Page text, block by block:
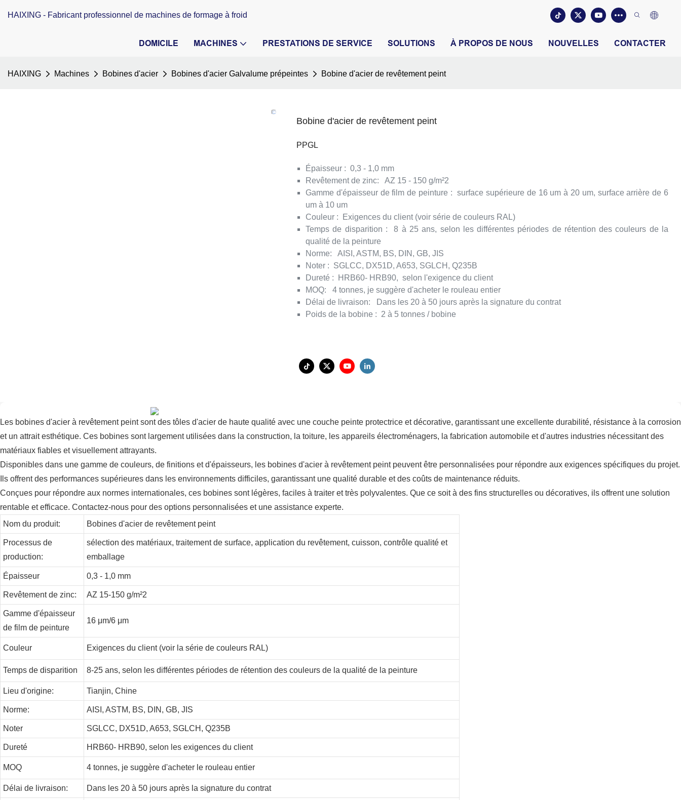
HAIXING - Fabricant professionnel de machines de formage à froid
DOMICILE MACHINES PRESTATIONS DE SERVICE SOLUTIONS À PROPOS DE NOUS NOUVELLES CONTACTER
HAIXING Machines Bobines d'acier Bobines d'acier Galvalume prépeintes Bobine d'acier de revêtement peint
Bobine d'acier de revêtement peint
PPGL
Épaisseur : 0,3 - 1,0 mm
Revêtement de zinc:
AZ 15 - 150 g/m²2
Gamme d'épaisseur de film de peinture : surface supérieure de 16 um à 20 um, surface arrière de 6
um à 10 um
Couleur :
Exigences du client (voir série de couleurs RAL)
Temps de disparition :
8 à 25 ans, selon les différentes périodes de rétention des couleurs de la
qualité de la peinture
Norme:
AISI, ASTM, BS, DIN, GB, JIS
Noter : SGLCC, DX51D, A653, SGLCH, Q235B
Dureté : HRB60- HRB90, selon l'exigence du client
MOQ:
4 tonnes, je suggère d'acheter le rouleau entier
Délai de livraison:
Dans les 20 à 50 jours après la signature du contrat
Poids de la bobine : 2 à 5 tonnes / bobine
Les bobines d'acier à revêtement peint sont des tôles d'acier de haute qualité avec une couche peinte protectrice et décorative, garantissant une excellente durabilité, résistance à la corrosion
et un attrait esthétique. Ces bobines sont largement utilisées dans la construction, la toiture, les appareils électroménagers, la fabrication automobile et d'autres industries nécessitant des
matériaux fiables et visuellement attrayants.
Disponibles dans une gamme de couleurs, de finitions et d'épaisseurs, les bobines d'acier à revêtement peint peuvent être personnalisées pour répondre aux exigences spécifiques du projet.
Ils offrent des performances supérieures dans les environnements difficiles, garantissant une qualité durable et des coûts de maintenance réduits.
Conçues pour répondre aux normes internationales, ces bobines sont légères, faciles à traiter et très polyvalentes. Que ce soit à des fins structurelles ou décoratives, ils offrent une solution
rentable et efficace. Contactez-nous pour des options personnalisées et une assistance experte.
Nom du produit:
Bobines d'acier de revêtement peint
Processus de
production:
sélection des matériaux, traitement de surface, application du revêtement, cuisson, contrôle qualité et
emballage
Épaisseur 0,3 - 1,0 mm
Revêtement de zinc: AZ 15-150 g/m²2
Gamme d'épaisseur
de film de peinture
16 μm/6 μm
Couleur Exigences du client (voir la série de couleurs RAL)
Temps de disparition 8-25 ans, selon les différentes périodes de rétention des couleurs de la qualité de la peinture
Lieu d'origine: Tianjin, Chine
Norme: AISI, ASTM, BS, DIN, GB, JIS
Noter SGLCC, DX51D, A653, SGLCH, Q235B
Dureté HRB60- HRB90, selon les exigences du client
MOQ 4 tonnes, je suggère d'acheter le rouleau entier
Délai de livraison: Dans les 20 à 50 jours après la signature du contrat